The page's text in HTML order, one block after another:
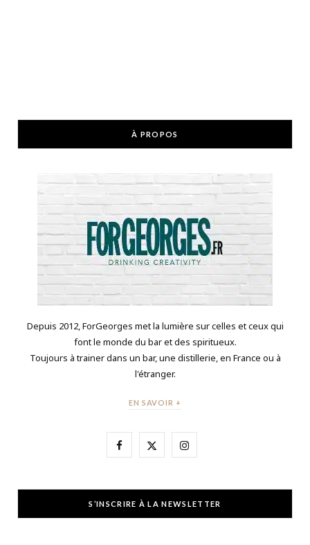
À PROPOS
Depuis 2012, ForGeorges met la lumière sur celles et ceux qui
font le monde du bar et des spiritueux.
Toujours à trainer dans un bar, une distillerie, en France ou à
l'étranger.
EN SAVOIR +
F
e
X
w
I
t
S’INSCRIRE À LA NEWSLETTER